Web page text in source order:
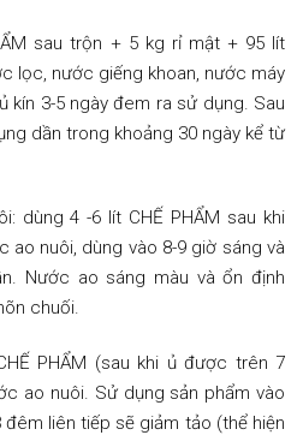
sau trộn + 5 kg rỉ mật + 95 lít
lọc, nước giếng khoan, nước máy
kín 3-5 ngày đem ra sử dụng. Sau
dần trong khoảng 30 ngày kể từ
dùng 4 -6 lít CHẾ PHẨM sau khi
ao nuôi, dùng vào 8-9 giờ sáng và
Nước ao sáng màu và ổn định
chuối.
PHẨM (sau khi ủ được trên 7
ao nuôi. Sử dụng sản phẩm vào
liên tiếp sẽ giảm tảo (thể hiện